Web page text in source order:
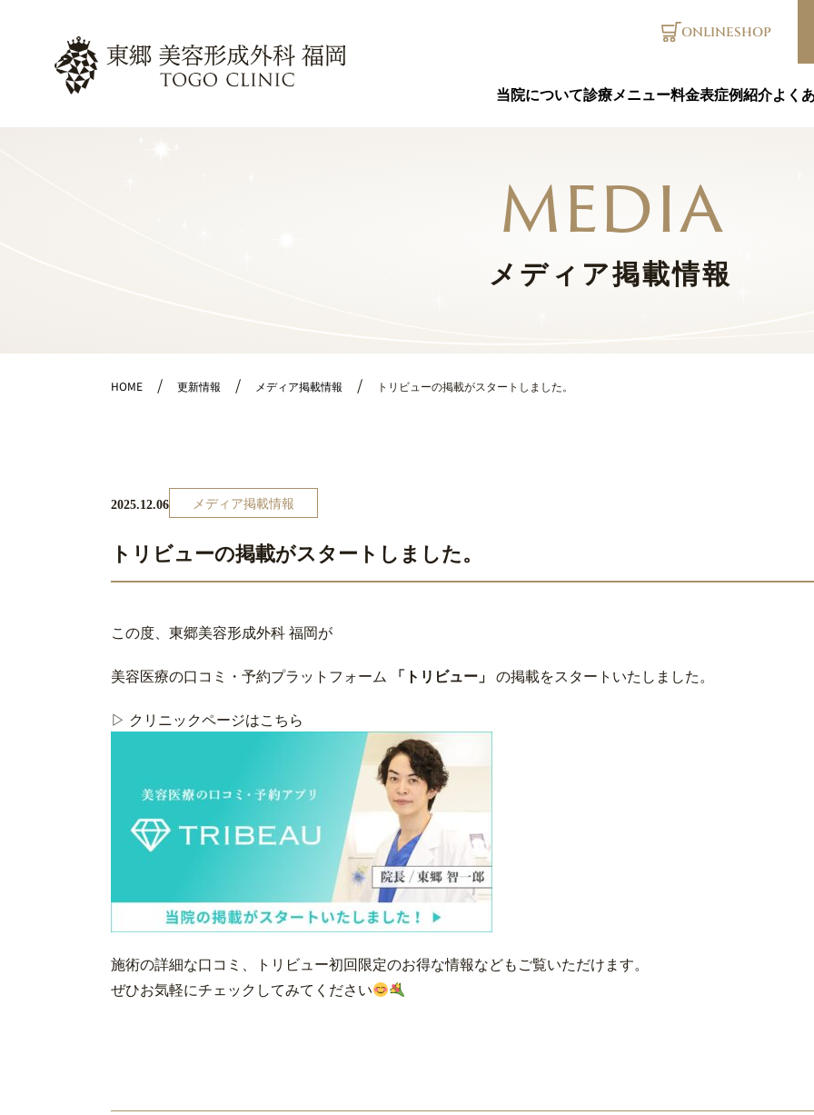
ONLINESHOP
当院について診療メニュー料金表症例紹介よく
media
メディア掲載情報
HOME 更新情報 メディア掲載情報 トリビューの掲載がスタートしました。
2025.12.06 メディア掲載情報
トリビューの掲載がスタートしました。
この度、東郷美容形成外科 福岡が
美容医療の口コミ・予約プラットフォーム 「トリビュー」 の掲載をスタートいたしました。
▷ クリニックページはこちら
施術の詳細な口コミ、トリビュー初回限定のお得な情報などもご覧いただけます。
ぜひお気軽にチェックしてみてください